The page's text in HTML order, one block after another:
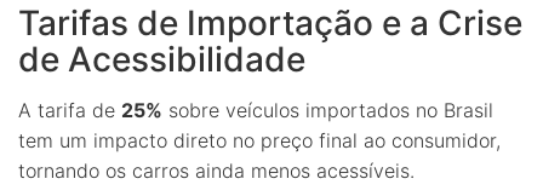
Tarifas de Importação e a Crise
de Acessibilidade
A tarifa de 25% sobre veículos importados no Brasil
tem um impacto direto no preço final ao consumidor,
tornando os carros ainda menos acessíveis.